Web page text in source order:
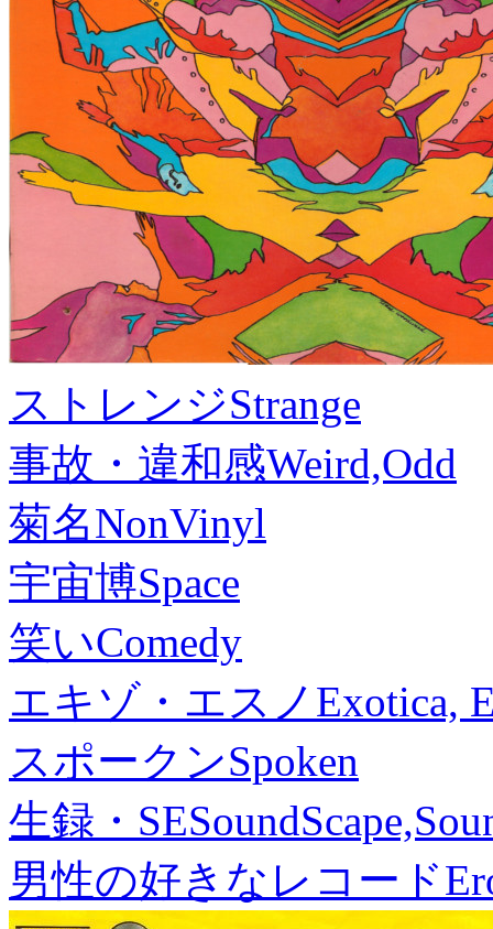
ストレンジStrange
事故・違和感Weird,Odd
菊名NonVinyl
宇宙博Space
笑いComedy
エキゾ・エスノ Exotica,
スポークンSpoken
生録・SE
男性の好きなレコード